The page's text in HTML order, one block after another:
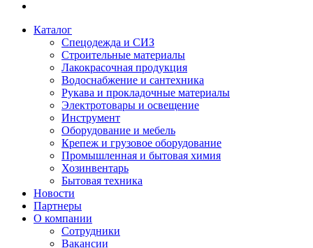
Каталог
Спецодежда и СИЗ
Строительные материалы
Лакокрасочная продукция
Водоснабжение и сантехника
Рукава и прокладочные материалы
Электротовары и освещение
Инструмент
Оборудование и мебель
Крепеж и грузовое оборудование
Промышленная и бытовая химия
Хозинвентарь
Бытовая техника
Новости
Партнеры
О компании
Сотрудники
Вакансии